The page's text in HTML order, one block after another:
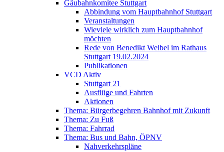
Gäubahnkomitee Stuttgart
Abbindung vom Hauptbahnhof Stuttgart
Veranstaltungen
Wieviele wirklich zum Hauptbahnhof
möchten
Rede von Benedikt Weibel im Rathaus
Stuttgart 19.02.2024
Publikationen
VCD Aktiv
Stuttgart 21
Ausflüge und Fahrten
Aktionen
Thema: Bürgerbegehren Bahnhof mit Zukunft
Thema: Zu Fuß
Thema: Fahrrad
Thema: Bus und Bahn, ÖPNV
Nahverkehrspläne